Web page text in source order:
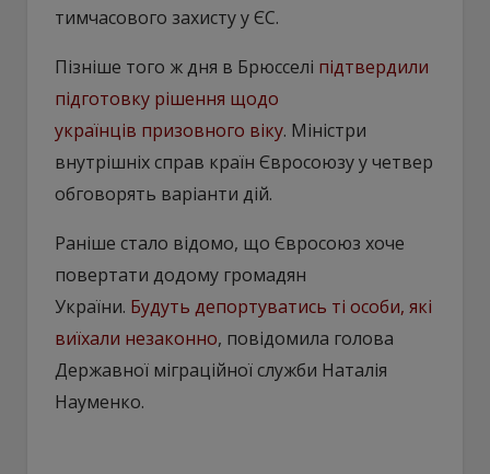
тимчасового захисту у ЄС.
Пізніше того ж дня в Брюсселі підтвердили
підготовку рішення щодо
українців призовного віку. Міністри
внутрішніх справ країн Євросоюзу у четвер
обговорять варіанти дій.
Раніше стало відомо, що Євросоюз хоче
повертати додому громадян
України. Будуть депортуватись ті особи, які
виїхали незаконно, повідомила голова
Державної міграційної служби Наталія
Науменко.